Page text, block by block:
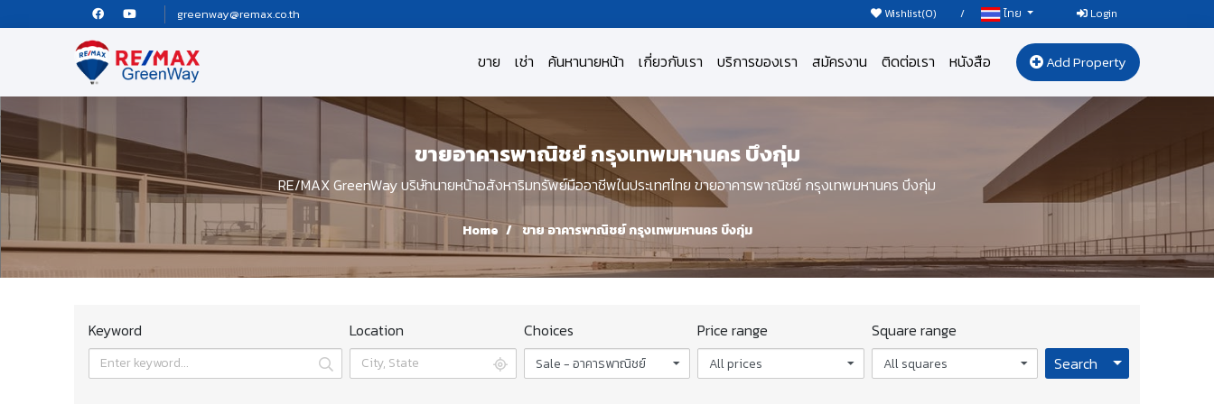
greenway@remax.co.th Wishlist(0) / ไทย Login
ขาย เช่า ค้นหานายหน้า เกี่ยวกับเรา บริการของเรา สมัครงาน ติดต่อเรา หนังสือ Add Property
ขายอาคารพาณิชย์ กรุงเทพมหานคร บึงกุ่ม
RE/MAX GreenWay บริษัทนายหน้าอสังหาริมทรัพย์มืออาชีพในประเทศไทย ขายอาคารพาณิชย์ กรุงเทพมหานคร บึงกุ่ม
Home ขาย อาคารพาณิชย์ กรุงเทพมหานคร บึงกุ่ม
Keyword Location Choices
Sale - อาคารพาณิชย์
Price range
All prices
Square range
All squares Search Toggle